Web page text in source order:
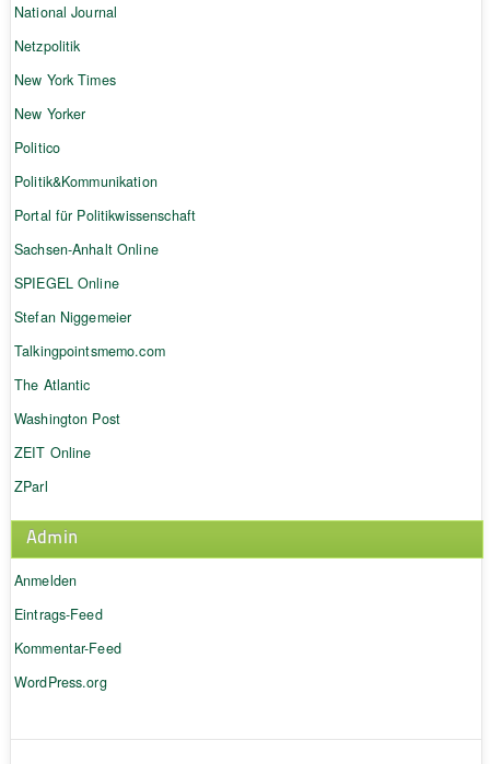
National Journal
Netzpolitik
New York Times
New Yorker
Politico
Politik&Kommunikation
Portal für Politikwissenschaft
Sachsen-Anhalt Online
SPIEGEL Online
Stefan Niggemeier
Talkingpointsmemo.com
The Atlantic
Washington Post
ZEIT Online
ZParl
Admin
Anmelden
Eintrags-Feed
Kommentar-Feed
WordPress.org